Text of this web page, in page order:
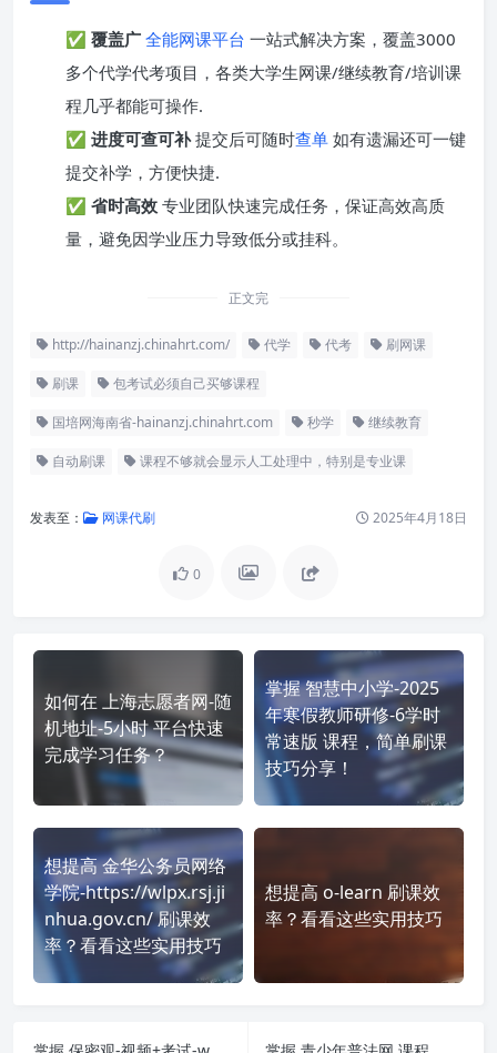
✅ 覆盖广 全能网课平台 一站式解决方案，覆盖3000
多个代学代考项目，各类大学生网课/继续教育/培训课
程几乎都能可操作.
✅ 进度可查可补提交后可随时查单 如有遗漏还可一键
提交补学，方便快捷.
✅ 省时高效 专业团队快速完成任务，保证高效高质
量，避免因学业压力导致低分或挂科。
正文完
http://hainanzj.chinahrt.com/ 代学 代考 刷网课
刷课 包考试必须自己买够课程
国培网海南省-hainanzj.chinahrt.com 秒学 继续教育
自动刷课 课程不够就会显示人工处理中，特别是专业课
发表至： 网课代刷 2025年4月18日
0
如何在 上海志愿者网-随
机地址-5小时 平台快速
完成学习任务？
掌握 智慧中小学-2025
年寒假教师研修-6学时
常速版 课程，简单刷课
技巧分享！
想提高 金华公务员网络
学院-https://wlpx.rsj.ji
nhua.gov.cn/ 刷课效
率？看看这些实用技巧
想提高 o-learn 刷课效
率？看看这些实用技巧